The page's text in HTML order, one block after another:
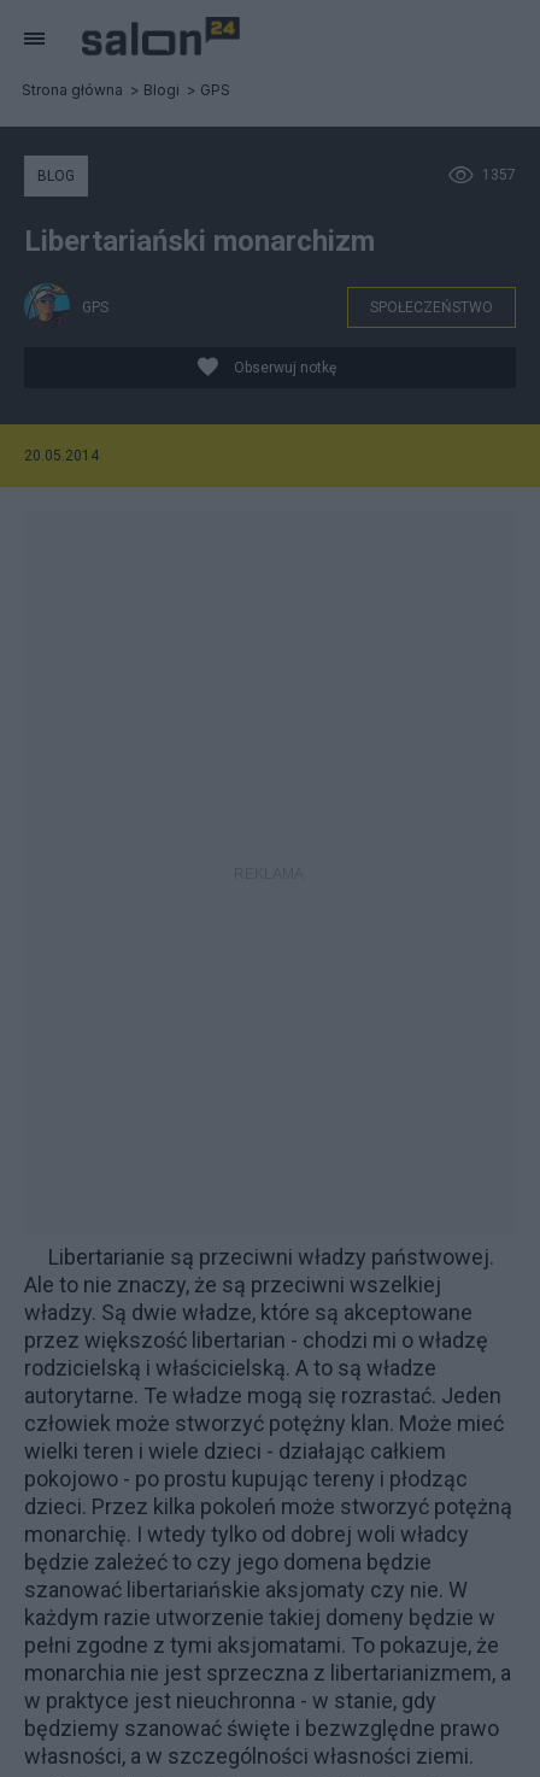
Strona główna Blogi GPS
1357
BLOG
Libertariański monarchizm
GPS SPOŁECZEŃSTWO
Obserwuj notkę
20.05.2014
Libertarianie są przeciwni władzy państwowej.
Ale to nie znaczy, że są przeciwni wszelkiej
władzy. Są dwie władze, które są akceptowane
przez większość libertarian - chodzi mi o władzę
rodzicielską i właścicielską. A to są władze
autorytarne. Te władze mogą się rozrastać. Jeden
człowiek może stworzyć potężny klan. Może mieć
wielki teren i wiele dzieci - działając całkiem
pokojowo - po prostu kupując tereny i płodząc
dzieci. Przez kilka pokoleń może stworzyć potężną
monarchię. I wtedy tylko od dobrej woli władcy
będzie zależeć to czy jego domena będzie
szanować libertariańskie aksjomaty czy nie. W
każdym razie utworzenie takiej domeny będzie w
pełni zgodne z tymi aksjomatami. To pokazuje, że
monarchia nie jest sprzeczna z libertarianizmem, a
w praktyce jest nieuchronna - w stanie, gdy
będziemy szanować święte i bezwzględne prawo
własności, a w szczególności własności ziemi.